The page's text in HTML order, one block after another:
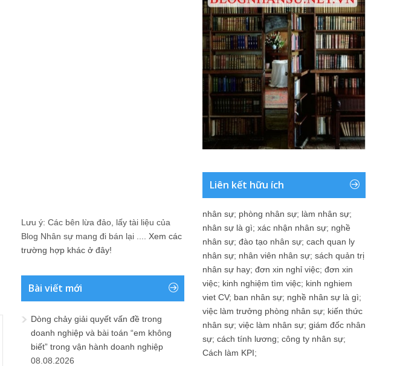
Lưu ý: Các bên lừa đảo, lấy tài liệu của
Blog Nhân sự mang đi bán lại .... Xem các
trường hợp khác ở đây!
Bài viết mới
Dòng chảy giải quyết vấn đề trong
doanh nghiệp và bài toán “em không
biết” trong vận hành doanh nghiệp
08.08.2026
Liên kết hữu ích
nhân sự; phòng nhân sự; làm nhân sự;
nhân sự là gì; xác nhận nhân sự; nghề
nhân sự; đào tạo nhân sự; cach quan ly
nhân sự; nhân viên nhân sự; sách quản trị
nhân sự hay; đơn xin nghỉ việc; đơn xin
việc; kinh nghiệm tìm việc; kinh nghiem
viet CV; ban nhân sự; nghề nhân sự là gì;
việc làm trưởng phòng nhân sự; kiến thức
nhân sự; việc làm nhân sự; giám đốc nhân
sự; cách tính lương; công ty nhân sự;
Cách làm KPI;